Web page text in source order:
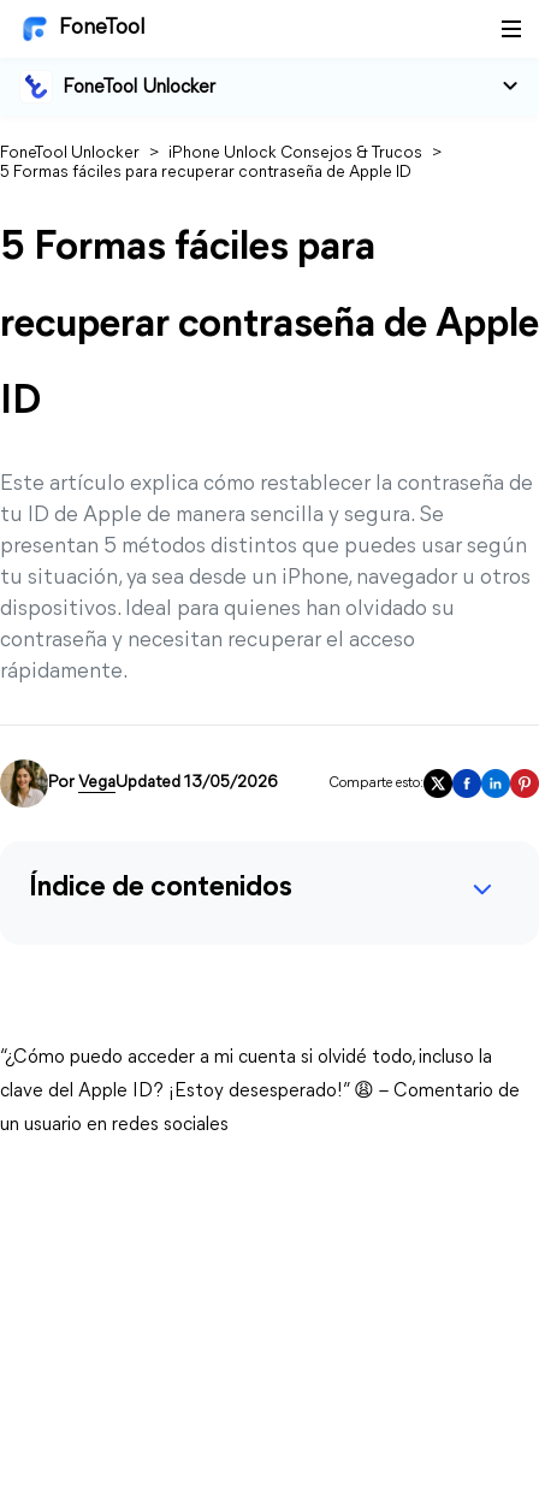
FoneTool
FoneTool Unlocker
FoneTool Unlocker > iPhone Unlock Consejos & Trucos
>
5 Formas fáciles para recuperar contraseña de Apple ID
5 Formas fáciles para
recuperar contraseña de Apple
ID
Este artículo explica cómo restablecer la contraseña de
tu ID de Apple de manera sencilla y segura. Se
presentan 5 métodos distintos que puedes usar según
tu situación, ya sea desde un iPhone, navegador u otros
dispositivos. Ideal para quienes han olvidado su
contraseña y necesitan recuperar el acceso
rápidamente.
Por VegaUpdated 13/05/2026 Comparte esto:
Índice de contenidos
“¿Cómo puedo acceder a mi cuenta si olvidé todo, incluso la
clave del Apple ID? ¡Estoy desesperado!” 😩 – Comentario de
un usuario en redes sociales